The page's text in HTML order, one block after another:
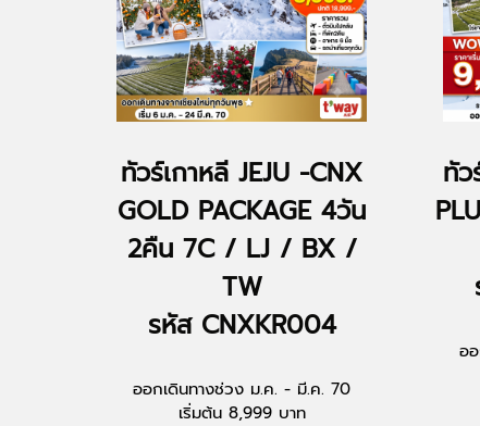
ทัวร์เกาหลี JEJU -CNX
GOLD PACKAGE 4วัน
2คืน 7C / LJ / BX /
TW
รหัส CNXKR004
ออกเดินทางช่วง ม.ค. - มี.ค. 70
เริ่มต้น 8,999 บาท
ทัว
อ